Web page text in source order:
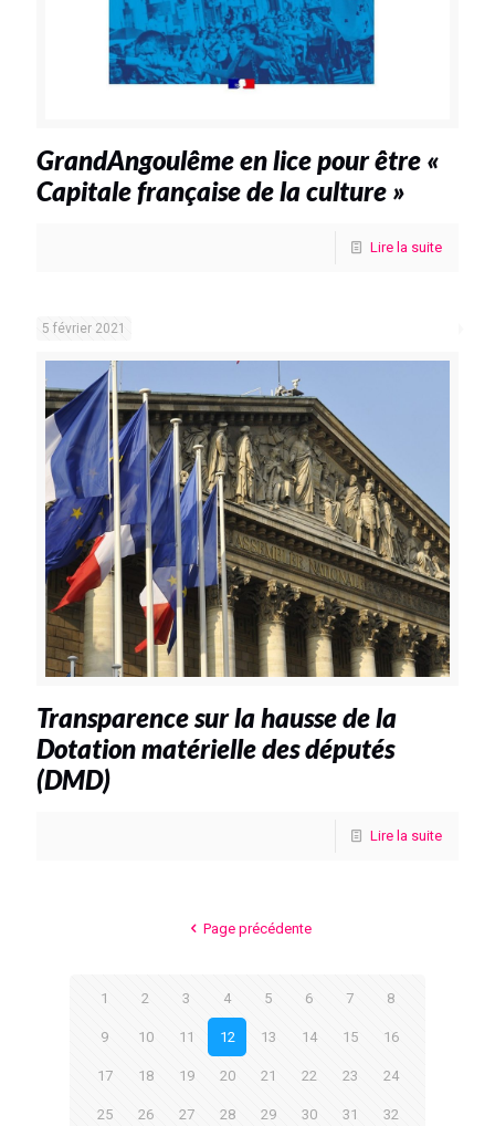
GrandAngoulême en lice pour être «
Capitale française de la culture »
Lire la suite
5 février 2021
Transparence sur la hausse de la
Dotation matérielle des députés
(DMD)
Lire la suite
Page précédente
1 2 3 4 5 6 7 8
9 10 11 12 13 14 15 16
17 18 19 20 21 22 23 24
25 26 27 28 29 30 31 32